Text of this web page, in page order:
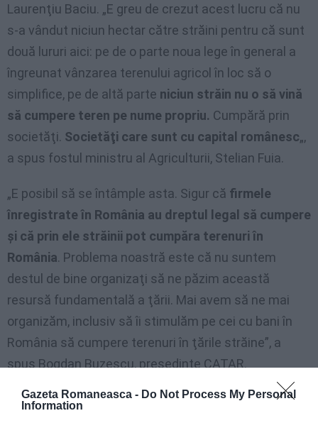
Gazeta Romaneasca - Do Not Process My Personal
Information
Laurenţiu Baciu. „E greu de crezut acest lucru că nu
s-a vândut niciun hectar către străini pentru că sunt
două lururi aici: pe de o parte noua lege în general a
îngreunat vânzarea terenului agricol în loc să o
simplifice, pe de altă parte niciun străin nu o să vină
să cumpere teren pe nume propriu. Cumpără prin
societăţi. Societăţi care sunt cu capital românesc„,
a spus fostul ministru al Agriculturii, Stelian Fuia.
„E posibil să se întâmple asta. Sigur că firmele
înregistrate în România au dreptul legal să cumpere
şi că prin ele străinii pot cumpăra terenuri în
România. Problema noastră este că nu suntem
destul de bine organizaţi să ne păzim această
resursă fundamentală a ţării. Mai avem să ne mai
organizăm, inclusiv să îi stimulăm pe cei cu bani în
România să cumpere terenuri în ţările străine”, a
spus Bogdan Buzescu, preşedinte CATAR.
Ne vindem ţara